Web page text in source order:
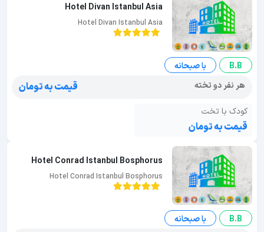
Hotel Divan Istanbul Asia
Hotel Divan Istanbul Asia
B.B
با صبحانه
هر نفر دو تخته
قیمت به تومان
کودک با تخت
قیمت به تومان
Hotel Conrad Istanbul Bosphorus
Hotel Conrad Istanbul Bosphorus
B.B
با صبحانه